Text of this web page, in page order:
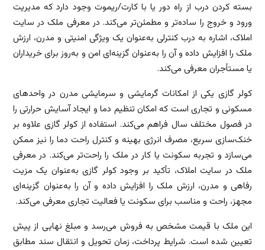
بسته کردن درب از راه دور یا با کارت/ریموت وجود دارد که مدیریت
ورود و خروج را ساده‌تر و مطمئن‌تر می‌کند. در معرفی ملک در سایت
املاک، اشاره به درب کنترلی به‌عنوان یک ویژگی امنیتی و مدرن، ارزش
ملک را افزایش داده و آن را به‌عنوان گزینه‌ای امن و به‌روز برای خریداران
یا مستأجران معرفی می‌کند.
کولر گازی یکی از امکانات گرمایشی و سرمایشی مدرن در واحدهای
مسکونی و تجاری است که امکان تنظیم دما و ایجاد آسایش حرارتی را
در فصول مختلف سال فراهم می‌کند. استفاده از کولر گازی علاوه بر
خنک‌سازی سریع، مصرف انرژی بهینه و کنترل راحت دما را نیز ممکن
می‌سازد و تجربه سکونت یا کار در ملک را راحت‌تر می‌کند. در معرفی
ملک در سایت املاک، تأکید بر وجود کولر گازی به‌عنوان یک مزیت
رفاهی و مدرن، ارزش ملک را افزایش داده و آن را به‌عنوان گزینه‌ای
مجهز، راحت و مناسب برای سکونت یا فعالیت تجاری معرفی می‌کند.
این ملک با قیمت مشخص به فروش می‌رسد و مبلغ نهایی از پیش
تعیین شده است. شرایط پرداخت، زمان تحویل و انتقال سند مطابق